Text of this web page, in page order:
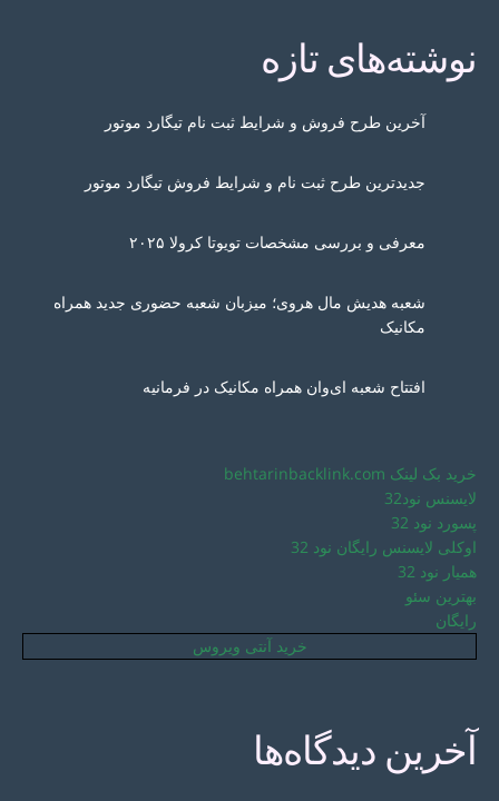
نوشته‌های تازه
آخرین طرح فروش و شرایط ثبت نام تیگارد موتور
جدیدترین طرح ثبت نام و شرایط فروش تیگارد موتور
معرفی و بررسی مشخصات تویوتا کرولا ۲۰۲۵
شعبه هدیش مال هروی؛ میزبان شعبه حضوری جدید همراه
مکانیک
افتتاح شعبه ای‌وان همراه مکانیک در فرمانیه
خرید بک لینک behtarinbacklink.com
لایسنس نود32
پسورد نود 32
اوکلی لایسنس رایگان نود 32
همیار نود 32
بهترین سئو
رایگان
خرید آنتی ویروس
آخرین دیدگاه‌ها